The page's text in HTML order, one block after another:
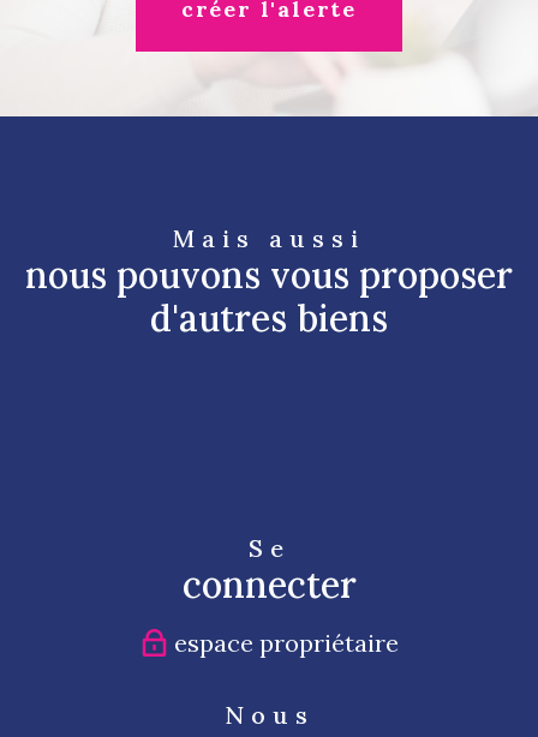
créer l'alerte
Mais aussi
nous pouvons vous proposer
d'autres biens
Se
connecter
espace propriétaire
Nous